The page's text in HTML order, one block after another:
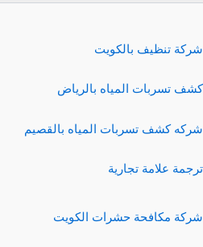
شركة تنظيف بالكويت
كشف تسربات المياه بالرياض
شركه كشف تسربات المياه بالقصيم
ترجمة علامة تجارية
شركة مكافحة حشرات الكويت